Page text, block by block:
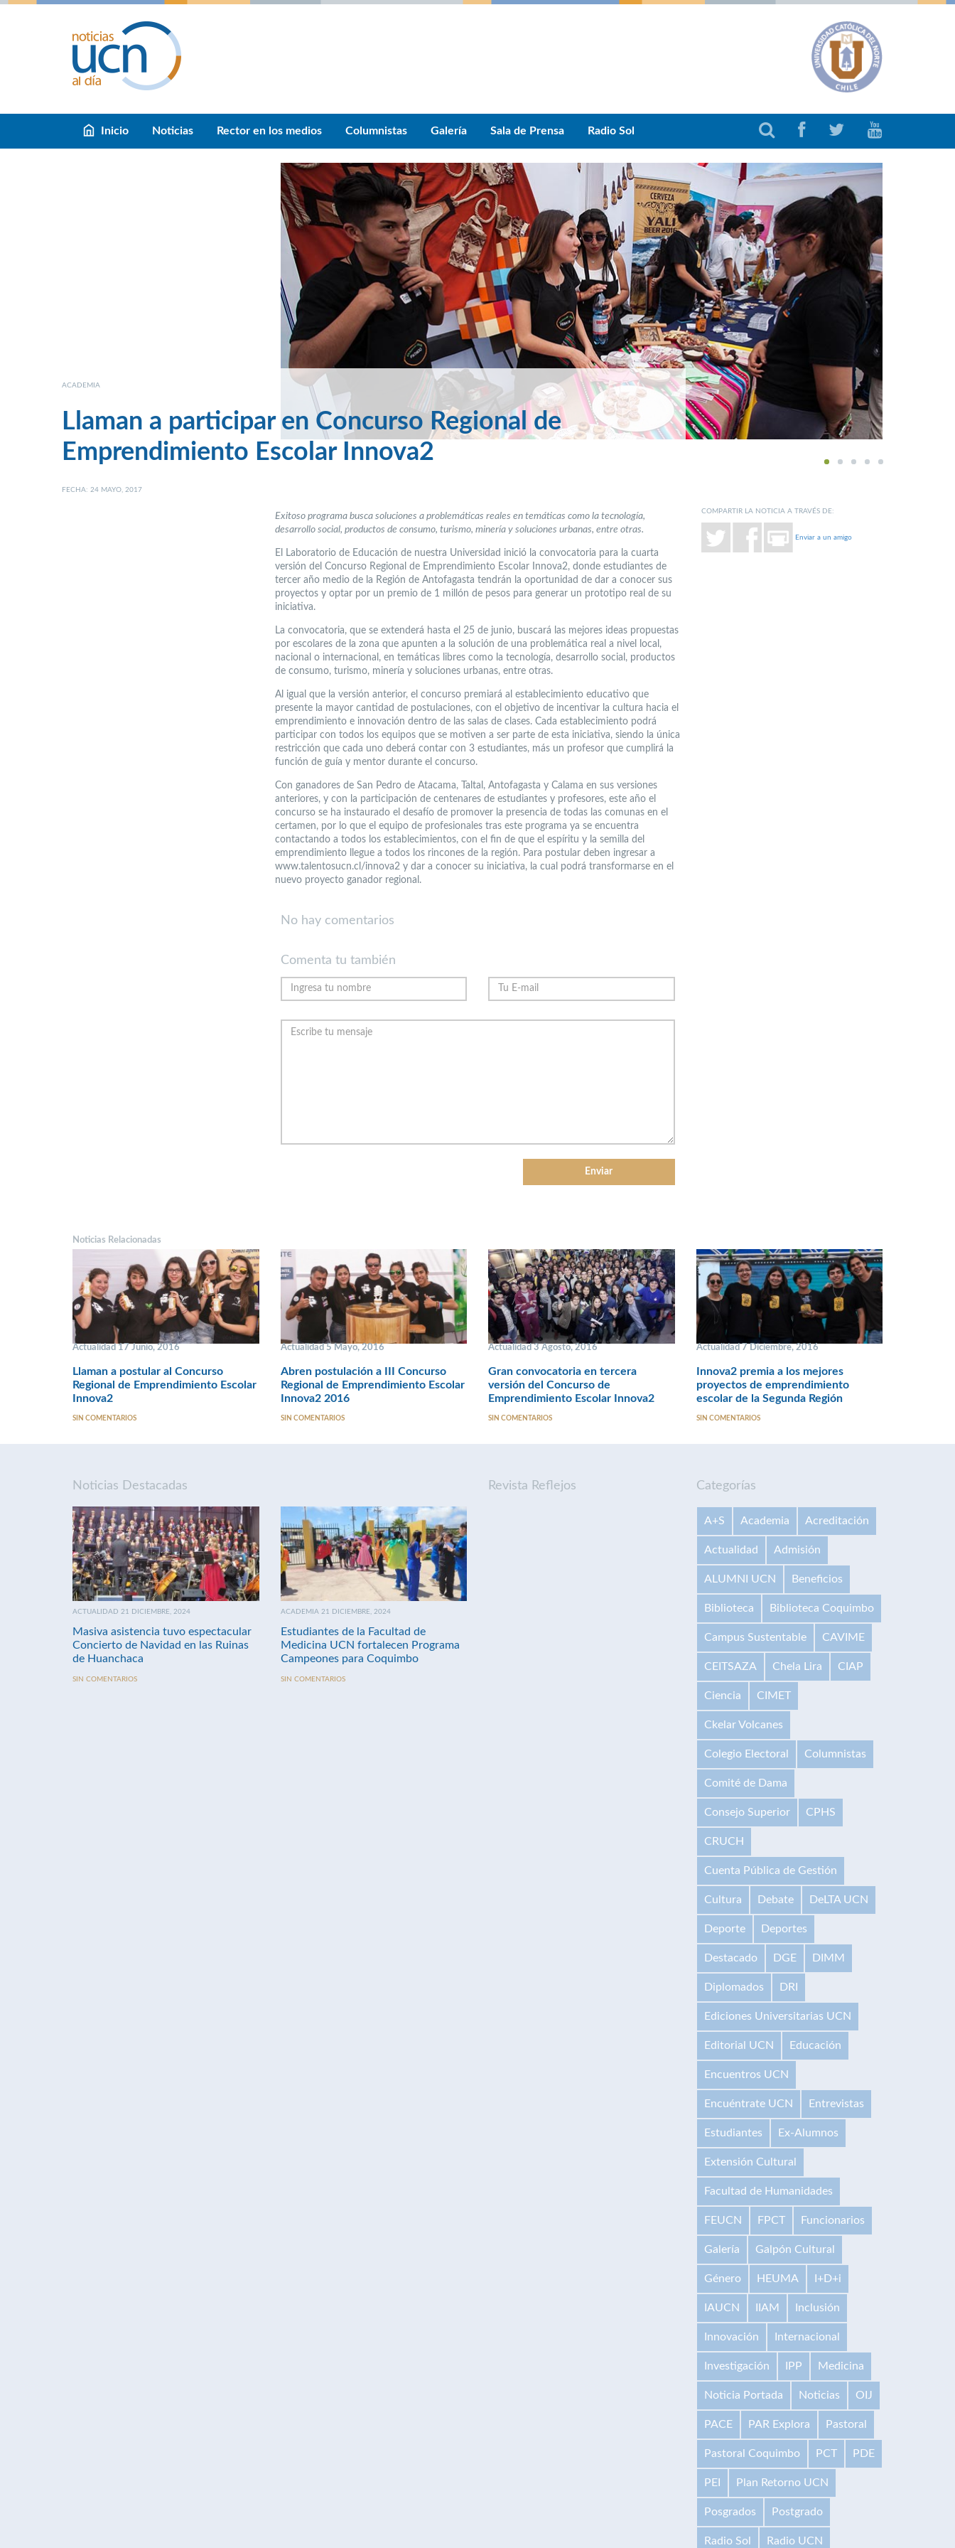
Inicio Noticias Rector en los medios Columnistas Galería Sala de Prensa Radio Sol
1 2 3 4 5
ACADEMIA
Llaman a participar en Concurso Regional de
Emprendimiento Escolar Innova2
FECHA: 24 MAYO, 2017
Exitoso programa busca soluciones a problemáticas reales en temáticas como la tecnología,
desarrollo social, productos de consumo, turismo, minería y soluciones urbanas, entre otras.
El Laboratorio de Educación de nuestra Universidad inició la convocatoria para la cuarta
versión del Concurso Regional de Emprendimiento Escolar Innova2, donde estudiantes de
tercer año medio de la Región de Antofagasta tendrán la oportunidad de dar a conocer sus
proyectos y optar por un premio de 1 millón de pesos para generar un prototipo real de su
iniciativa.
La convocatoria, que se extenderá hasta el 25 de junio, buscará las mejores ideas propuestas
por escolares de la zona que apunten a la solución de una problemática real a nivel local,
nacional o internacional, en temáticas libres como la tecnología, desarrollo social, productos
de consumo, turismo, minería y soluciones urbanas, entre otras.
Al igual que la versión anterior, el concurso premiará al establecimiento educativo que
presente la mayor cantidad de postulaciones, con el objetivo de incentivar la cultura hacia el
emprendimiento e innovación dentro de las salas de clases. Cada establecimiento podrá
participar con todos los equipos que se motiven a ser parte de esta iniciativa, siendo la única
restricción que cada uno deberá contar con 3 estudiantes, más un profesor que cumplirá la
función de guía y mentor durante el concurso.
Con ganadores de San Pedro de Atacama, Taltal, Antofagasta y Calama en sus versiones
anteriores, y con la participación de centenares de estudiantes y profesores, este año el
concurso se ha instaurado el desafío de promover la presencia de todas las comunas en el
certamen, por lo que el equipo de profesionales tras este programa ya se encuentra
contactando a todos los establecimientos, con el fin de que el espíritu y la semilla del
emprendimiento llegue a todos los rincones de la región. Para postular deben ingresar a
www.talentosucn.cl/innova2 y dar a conocer su iniciativa, la cual podrá transformarse en el
nuevo proyecto ganador regional.
COMPARTIR LA NOTICIA A TRAVÉS DE:
Enviar a un amigo
No hay comentarios
Comenta tu también
Noticias Relacionadas
Actualidad 17 Junio, 2016
Llaman a postular al Concurso
Regional de Emprendimiento Escolar
Innova2
SIN COMENTARIOS
Actualidad 5 Mayo, 2016
Abren postulación a III Concurso
Regional de Emprendimiento Escolar
Innova2 2016
SIN COMENTARIOS
Actualidad 3 Agosto, 2016
Gran convocatoria en tercera
versión del Concurso de
Emprendimiento Escolar Innova2
SIN COMENTARIOS
Actualidad 7 Diciembre, 2016
Innova2 premia a los mejores
proyectos de emprendimiento
escolar de la Segunda Región
SIN COMENTARIOS
Noticias Destacadas
ACTUALIDAD 21 DICIEMBRE, 2024
Masiva asistencia tuvo espectacular
Concierto de Navidad en las Ruinas
de Huanchaca
SIN COMENTARIOS
ACADEMIA 21 DICIEMBRE, 2024
Estudiantes de la Facultad de
Medicina UCN fortalecen Programa
Campeones para Coquimbo
SIN COMENTARIOS
Revista Reflejos Categorías
A+S Academia Acreditación
Actualidad Admisión
ALUMNI UCN Beneficios
Biblioteca Biblioteca Coquimbo
Campus Sustentable CAVIME
CEITSAZA Chela Lira CIAP
Ciencia CIMET
Ckelar Volcanes
Colegio Electoral Columnistas
Comité de Dama
Consejo Superior CPHS
CRUCH
Cuenta Pública de Gestión
Cultura Debate DeLTA UCN
Deporte Deportes
Destacado DGE DIMM
Diplomados DRI
Ediciones Universitarias UCN
Editorial UCN Educación
Encuentros UCN
Encuéntrate UCN Entrevistas
Estudiantes Ex-Alumnos
Extensión Cultural
Facultad de Humanidades
FEUCN FPCT Funcionarios
Galería Galpón Cultural
Género HEUMA I+D+i
IAUCN IIAM Inclusión
Innovación Internacional
Investigación IPP Medicina
Noticia Portada Noticias OIJ
PACE PAR Explora Pastoral
Pastoral Coquimbo PCT PDE
PEI Plan Retorno UCN
Posgrados Postgrado
Radio Sol Radio UCN